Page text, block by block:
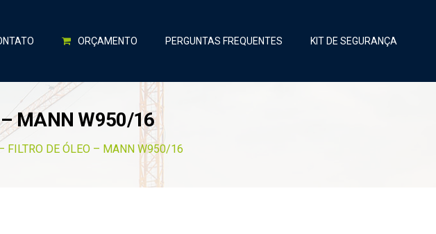
ORÇAMENTO PERGUNTAS FREQUENTES KIT DE SEGURANÇA
– MANN W950/16
FILTRO DE ÓLEO – MANN W950/16